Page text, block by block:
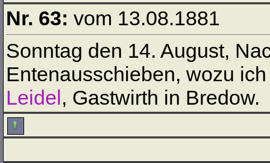
Nr. 63: vom 13.08.1881
Sonntag den 14. August,
Entenausschieben, wozu
Leidel, Gastwirth in Bredow.